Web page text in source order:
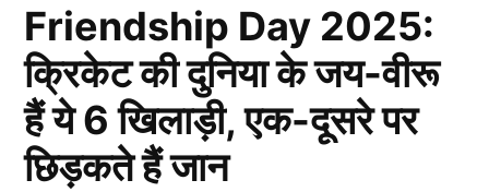
Friendship Day 2025:
क्रिकेट की दुनिया के जय-वीरू
हैं ये 6 खिलाड़ी, एक-दूसरे पर
छिड़कते हैं जान